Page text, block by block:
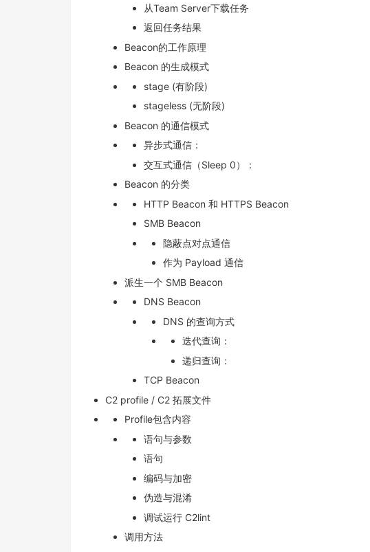
从Team Server下载任务
返回任务结果
Beacon的工作原理
Beacon 的生成模式
stage (有阶段)
stageless (无阶段)
Beacon 的通信模式
异步式通信：
交互式通信（Sleep 0）：
Beacon 的分类
HTTP Beacon 和 HTTPS Beacon
SMB Beacon
隐蔽点对点通信
作为 Payload 通信
派生一个 SMB Beacon
DNS Beacon
DNS 的查询方式
迭代查询：
递归查询：
TCP Beacon
C2 profile / C2 拓展文件
Profile包含内容
语句与参数
语句
编码与加密
伪造与混淆
调试运行 C2lint
调用方法